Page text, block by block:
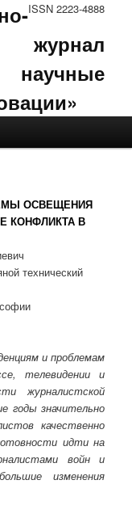
ISSN 2223-4888
ОСВЕЩЕНИЯ
КОНФЛИКТА В
технический
и проблемам
телевидении и
журналистской
годы значительно
качественно
идти на
войн и
изменения